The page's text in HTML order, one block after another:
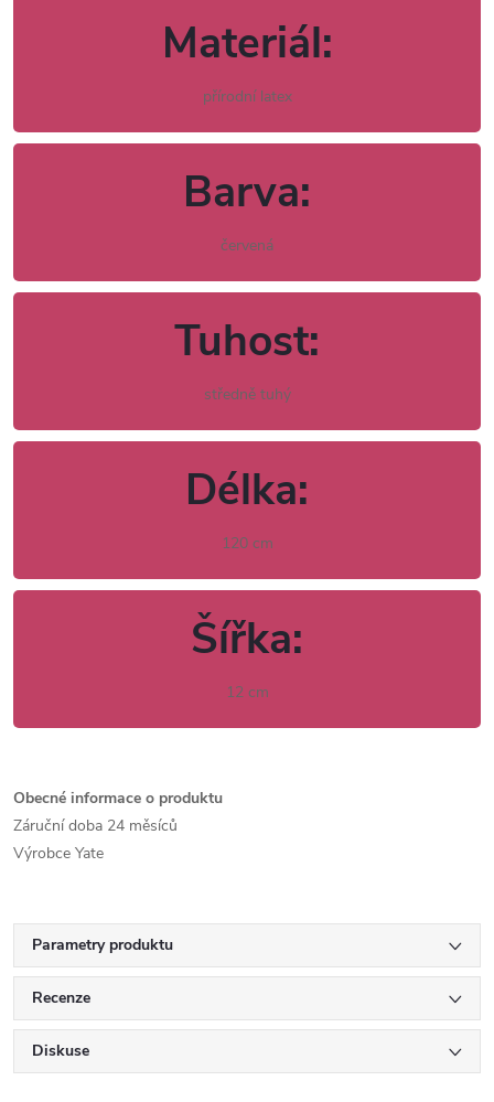
Materiál:
přírodní latex
Barva:
červená
Tuhost:
středně tuhý
Délka:
120 cm
Šířka:
12 cm
Obecné informace o produktu
Záruční doba 24 měsíců
Výrobce Yate
Parametry produktu
Recenze
Diskuse